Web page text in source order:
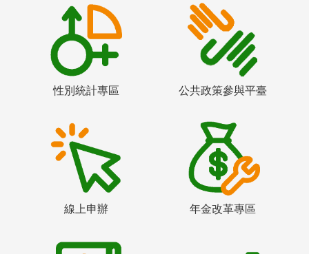
性別統計專區 公共政策參與平臺
線上申辦 年金改革專區